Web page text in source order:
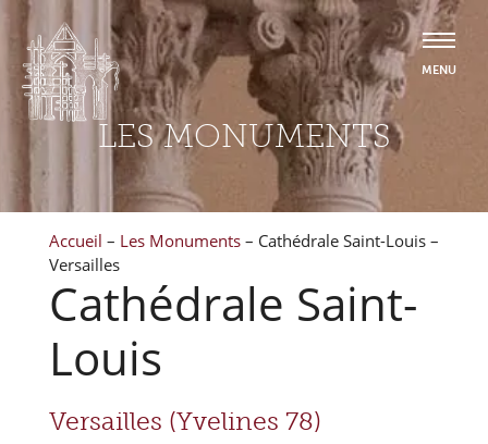
LES MONUMENTS
Accueil – Les Monuments – Cathédrale Saint-Louis –
Versailles
Cathédrale Saint-
Louis
Versailles (Yvelines 78)